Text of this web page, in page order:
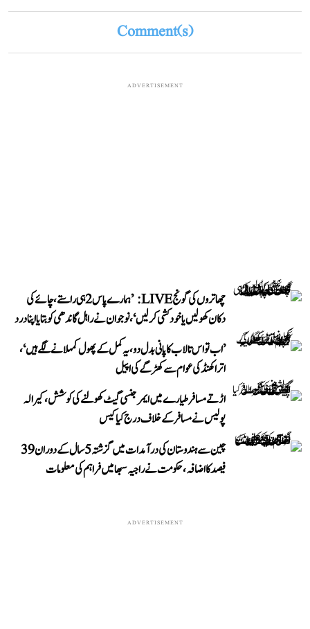
Comment(s)
ADVERTISEMENT
چھاتروں کی گونج LIVE: ’ہمارے پاس 2 ہی راستے، چائے کی
دکان کھولیں یا خودکشی کر لیں‘، نوجوان نے راہل گاندھی کو بتایا اپنا درد
’اب تو اس تالاب کا پانی بدل دو، یہ کمل کے پھول کمہلانے لگے ہیں‘،
اتراکھنڈ کی عوام سے کھڑگے کی اپیل
اڑتے مسافر طیارے میں ایمرجنسی گیٹ کھولنے کی کوشش، کیرالہ
پولیس نے مسافر کے خلاف درج کیا کیس
چین سے ہندوستان کی درآمدات میں گزشتہ 5 سال کے دوران 39
فیصد کا اضافہ، حکومت نے راجیہ سبھا میں فراہم کی معلومات
ADVERTISEMENT